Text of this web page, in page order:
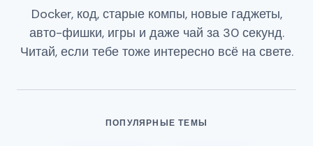
Docker, код, старые компы, новые гаджеты,
авто-фишки, игры и даже чай за 30 секунд.
Читай, если тебе тоже интересно всё на свете.
ПОПУЛЯРНЫЕ ТЕМЫ